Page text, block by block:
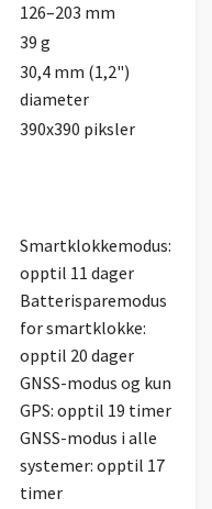
126–203 mm
39 g
30,4 mm (1,2")
diameter
390x390 piksler
Smartklokkemodus:
opptil 11 dager
Batterisparemodus
for smartklokke:
opptil 20 dager
GNSS-modus og kun
GPS: opptil 19 timer
GNSS-modus i alle
systemer: opptil 17
timer